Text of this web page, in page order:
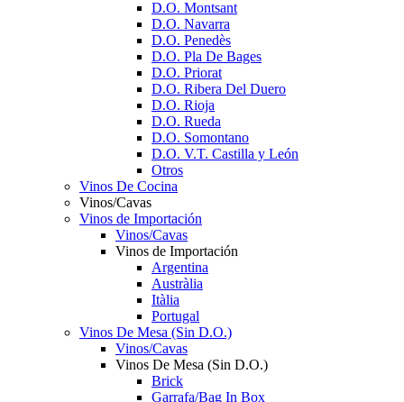
D.O. Montsant
D.O. Navarra
D.O. Penedès
D.O. Pla De Bages
D.O. Priorat
D.O. Ribera Del Duero
D.O. Rioja
D.O. Rueda
D.O. Somontano
D.O. V.T. Castilla y León
Otros
Vinos De Cocina
Vinos/Cavas
Vinos de Importación
Vinos/Cavas
Vinos de Importación
Argentina
Austràlia
Itàlia
Portugal
Vinos De Mesa (Sin D.O.)
Vinos/Cavas
Vinos De Mesa (Sin D.O.)
Brick
Garrafa/Bag In Box